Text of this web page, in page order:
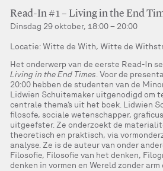
Read-In #1 – Living in the End
Dinsdag 29 oktober, 18:00 – 20:00
Locatie: Witte de With, Witte de
Het onderwerp van de eerste Read-In
Living in the End Times. Voor de
20:00 hebben de studenten van de
Lidwien Schuitemaker uitgenodigd om
centrale thema’s uit het boek. Lidwien
filosofe, sociale wetenschapper,
uitgeefster. Ze onderzoekt de
theoretisch en praktisch, via
analyse. Ze is de auteur van onder
Filosofie, Filosofie van het denken,
denken in vormen en Wereld zonder arm